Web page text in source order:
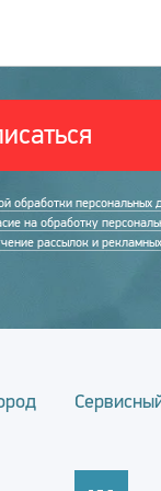
обработки персональных
на обработку
рассылок и рекламных